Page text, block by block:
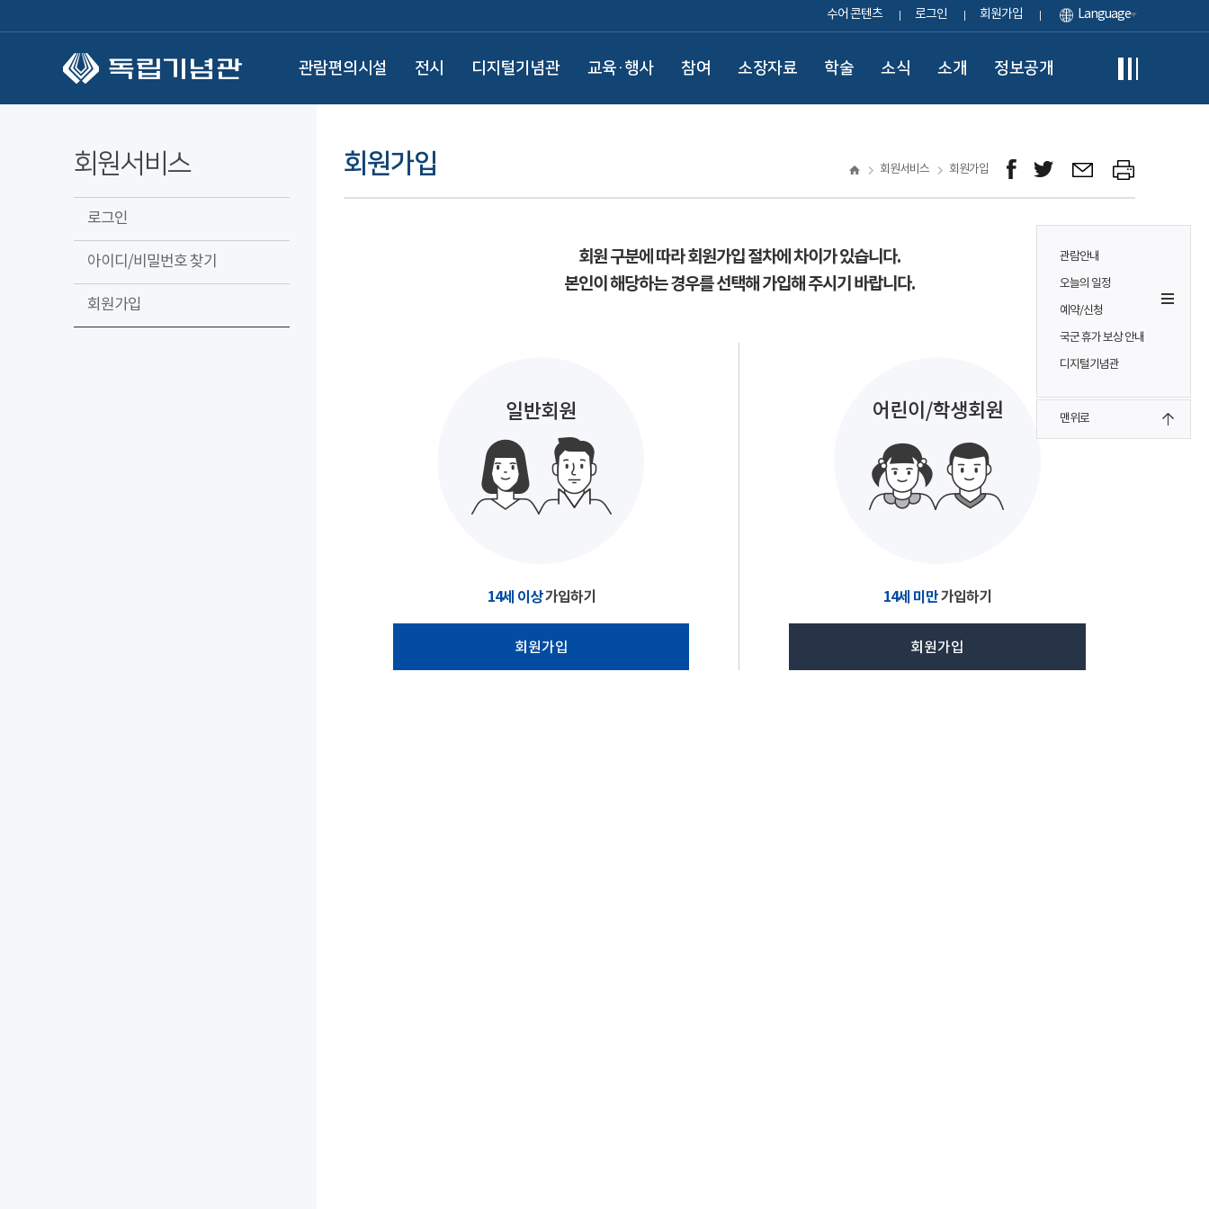
수어 콘텐츠 로그인 회원가입 Language
관람편의시설 전시 디지털기념관 교육·행사 참여 소장자료 학술 소식 소개 정보공개
회원서비스
로그인
아이디/비밀번호 찾기
회원가입
회원가입 회원서비스 회원가입
회원 구분에 따라 회원가입 절차에 차이가 있습니다.
본인이 해당하는 경우를 선택해 가입해 주시기 바랍니다.
14세 이상가입하기
회원가입
14세 미만가입하기
회원가입
관람안내
오늘의 일정
예약/신청
국군 휴가 보상 안내
디지털기념관
맨위로